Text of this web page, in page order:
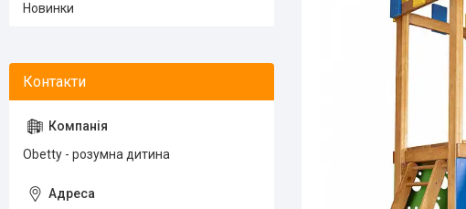
Новинки
Obetty - розумна дитина